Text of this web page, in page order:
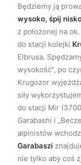
Będziemy ją
wysoko, śpij
z położonej na
do stacji kolejki
Elbrusa.
wysokość”, po
Krugozor
siły
do stacji Mir
Garabashi i
alpinistów
Garabaszi
nie tylko aby coś